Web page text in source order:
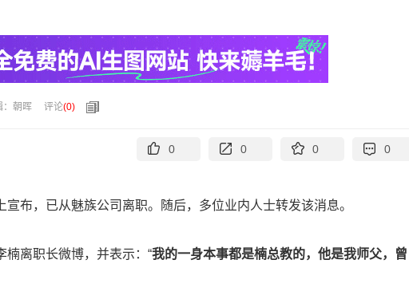
：朝晖 评论(0)
0 0 0 0
布，已从魅族公司离职。随后，多位业内人士转发该消息。
离职长微博，并表示：“我的一身本事都是楠总教的，他是我师父，曾